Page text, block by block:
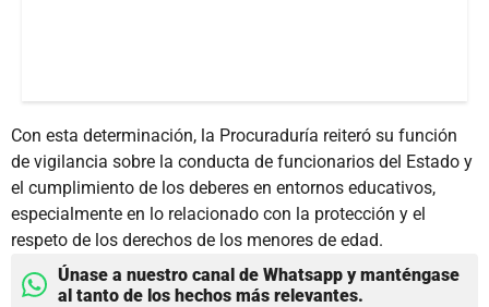
Con esta determinación, la Procuraduría reiteró su función
de vigilancia sobre la conducta de funcionarios del Estado y
el cumplimiento de los deberes en entornos educativos,
especialmente en lo relacionado con la protección y el
respeto de los derechos de los menores de edad.
Únase a nuestro canal de Whatsapp y manténgase
al tanto de los hechos más relevantes.